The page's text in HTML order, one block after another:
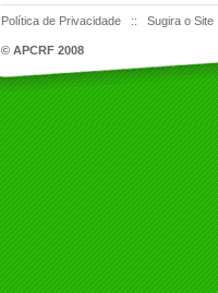
Política de Privacidade :: Sugira o Site
© APCRF 2008